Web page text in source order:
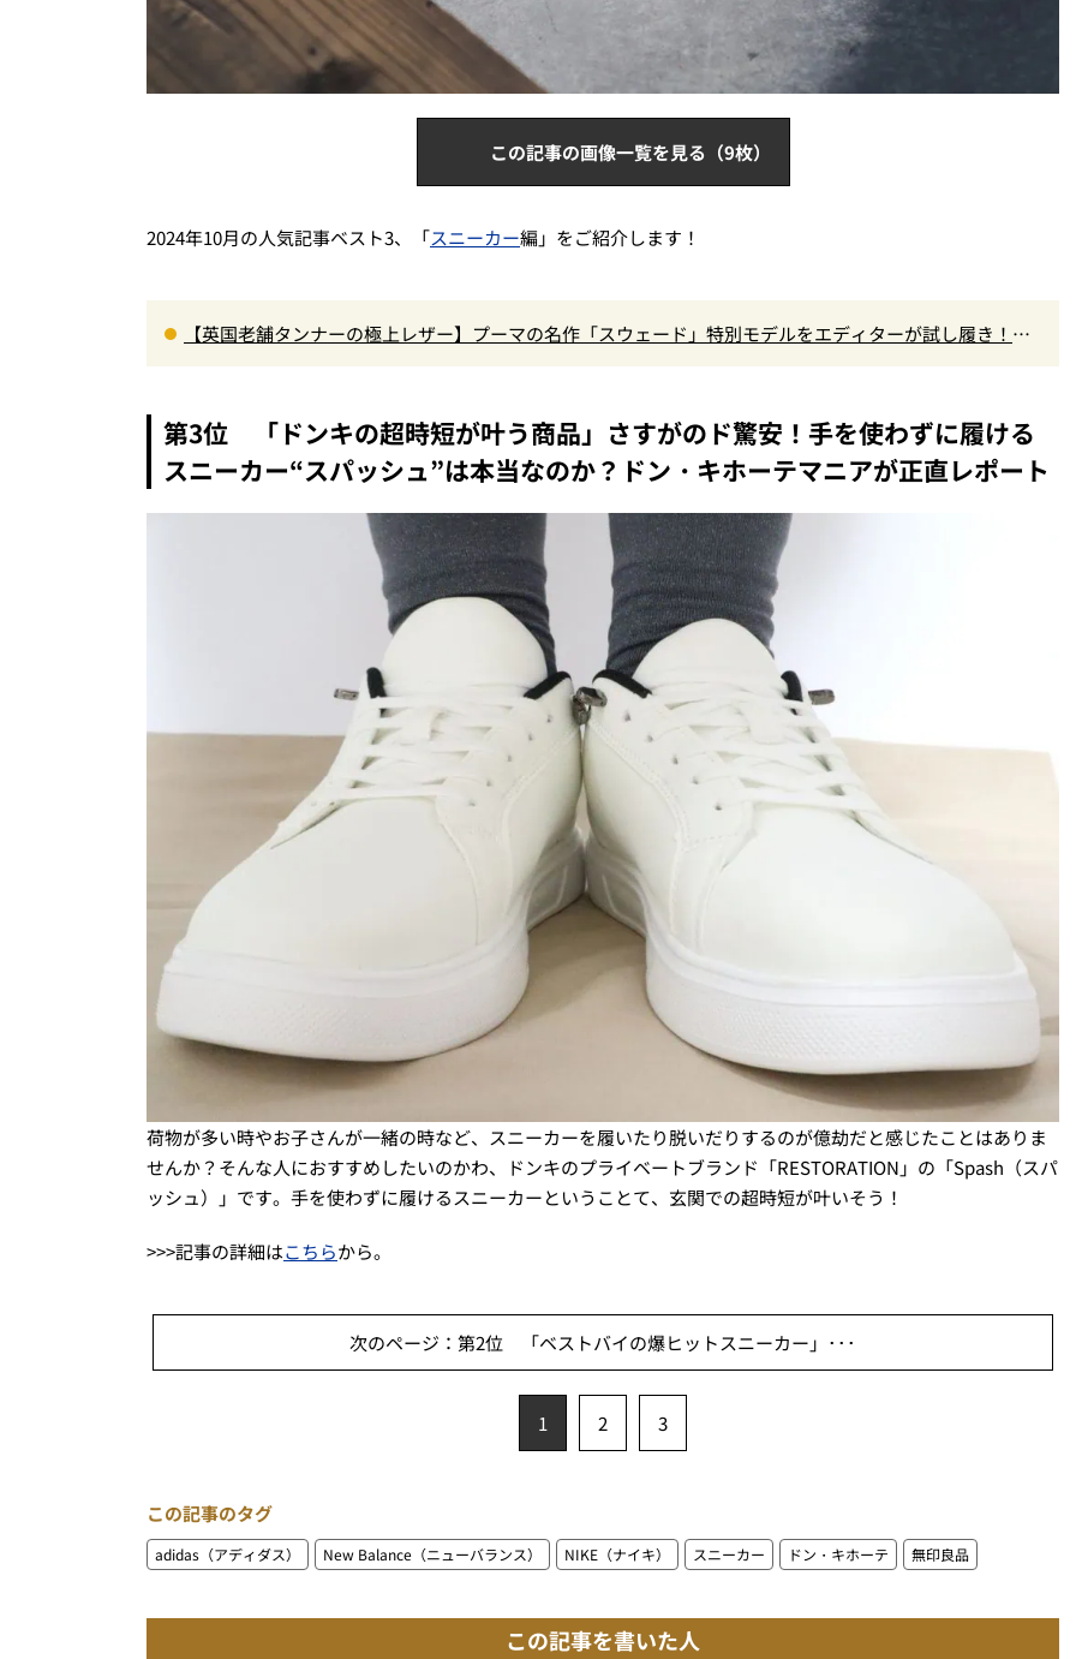
この記事の画像一覧を見る（9枚）
2024年10月の人気記事ベスト3、「スニーカー編」をご紹介します！
【英国老舗タンナーの極上レザー】プーマの名作「スウェード」特別モデルをエディターが試し履き！大
第3位 「ドンキの超時短が叶う商品」さすがのド驚安！手を使わずに履ける
スニーカー“スパッシュ”は本当なのか？ドン・キホーテマニアが正直レポート
荷物が多い時やお子さんが一緒の時など、スニーカーを履いたり脱いだりするのが億劫だと感じたことはありま
せんか？そんな人におすすめしたいのかわ、ドンキのプライベートブランド「RESTORATION」の「Spash（スパ
ッシュ）」です。手を使わずに履けるスニーカーということて、玄関での超時短が叶いそう！
>>>記事の詳細はこちらから。
次のページ：第2位 「ベストバイの爆ヒットスニーカー」･･･
1 2 3
この記事のタグ
adidas（アディダス） New Balance（ニューバランス） NIKE（ナイキ） スニーカー ドン・キホーテ 無印良品
この記事を書いた人